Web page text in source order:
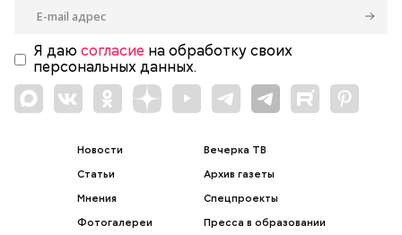
Я даю согласие на обработку своих
персональных данных.
Новости
Статьи
Мнения
Фотогалереи
Вечерка ТВ
Архив газеты
Спецпроекты
Пресса в образовании